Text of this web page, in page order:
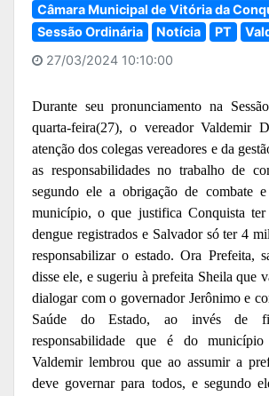
Câmara Municipal de Vitória da
Sessão Ordinária
Notícia PT
27/03/2024 10:10:00
Durante seu pronunciamento na
quarta-feira(27), o vereador Valdemir
atenção dos colegas vereadores e da
as responsabilidades no trabalho de
segundo ele a obrigação de combate
município, o que justifica Conquista
dengue registrados e Salvador só ter 4
responsabilizar o estado. Ora Prefeita,
disse ele, e sugeriu à prefeita Sheila que
dialogar com o governador Jerônimo e
Saúde do Estado, ao invés de
responsabilidade que é do
Valdemir lembrou que ao assumir a
deve governar para todos, e segundo